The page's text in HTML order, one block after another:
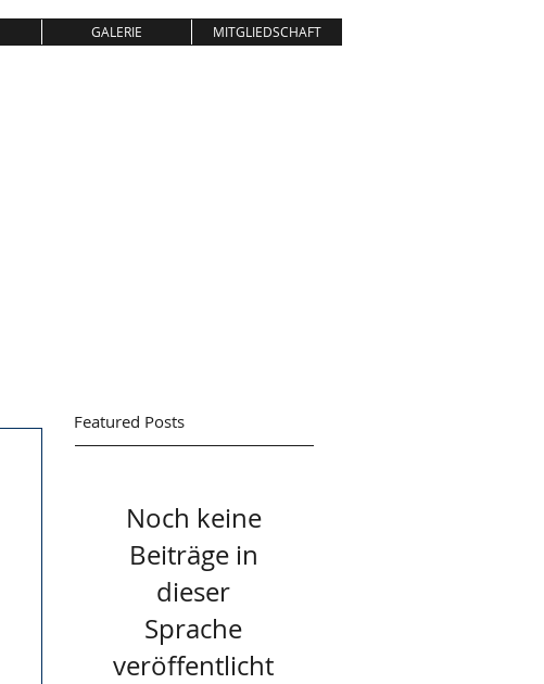
GALERIE MITGLIEDSCHAFT
Featured Posts
Noch keine
Beiträge in
dieser
Sprache
veröffentlicht